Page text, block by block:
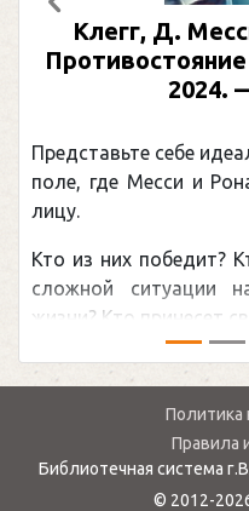
Клегг, Д.
2024.
Представьте себе
поле, где Месси и
лицу.
Кто из них победит?
сложной ситуации
жизни? Кто принесет
Предыдущий
Политика
Правила
Библиотечная система
© 2012-